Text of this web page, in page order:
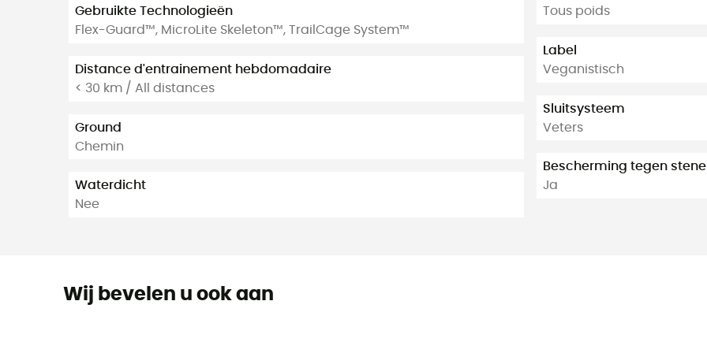
Gebruikte Technologieën
Flex-Guard™, MicroLite Skeleton™, TrailCage System™
Distance d'entrainement hebdomadaire
< 30 km / All distances
Ground
Chemin
Waterdicht
Nee
Tous poids
Label
Veganistisch
Sluitsysteem
Veters
Bescherming tegen
Ja
Wij bevelen u ook aan